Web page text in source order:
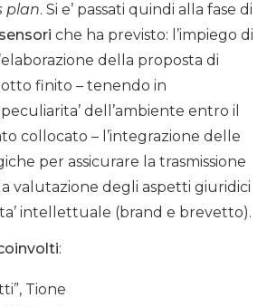
plan. Si e’ passati quindi alla fase di
che ha previsto: l’impiego di
della proposta di
finito – tenendo in
dell’ambiente entro il
collocato – l’integrazione delle
per assicurare la trasmissione
valutazione degli aspetti giuridici
intellettuale (brand e brevetto).
:
Tione